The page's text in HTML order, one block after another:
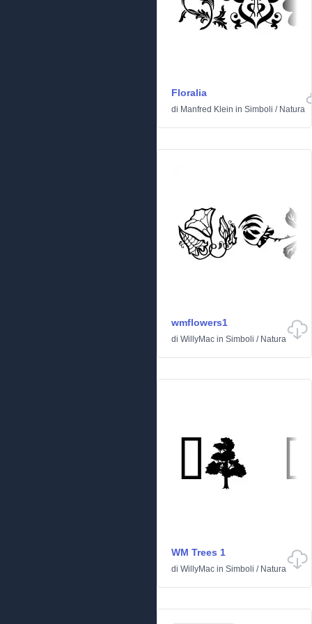
Floralia
di Manfred Klein in Simboli / Natura
wmflowers1
di WillyMac in Simboli / Natura
WM Trees 1
di WillyMac in Simboli / Natura